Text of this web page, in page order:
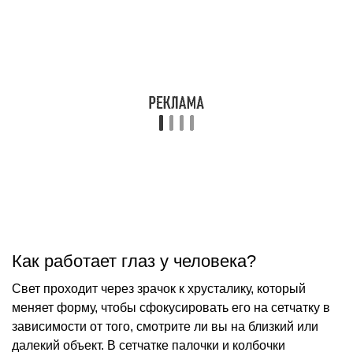
Как работает глаз у человека?
Свет проходит через зрачок к хрусталику, который
меняет форму, чтобы сфокусировать его на сетчатку в
зависимости от того, смотрите ли вы на близкий или
далекий объект. В сетчатке палочки и колбочки